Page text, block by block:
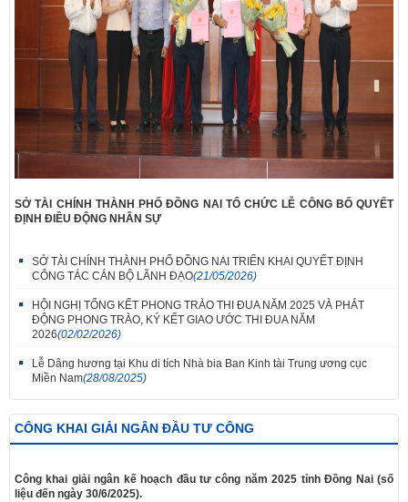
SỞ TÀI CHÍNH THÀNH PHỐ ĐỒNG NAI TỔ CHỨC LỄ CÔNG BỐ QUYẾT
ĐỊNH ĐIỀU ĐỘNG NHÂN SỰ
SỞ TÀI CHÍNH THÀNH PHỐ ĐỒNG NAI TRIỂN KHAI QUYẾT ĐỊNH
CÔNG TÁC CÁN BỘ LÃNH ĐẠO(21/05/2026)
HỘI NGHỊ TỔNG KẾT PHONG TRÀO THI ĐUA NĂM 2025 VÀ PHÁT
ĐỘNG PHONG TRÀO, KÝ KẾT GIAO ƯỚC THI ĐUA NĂM
2026(02/02/2026)
Lễ Dâng hương tại Khu di tích Nhà bia Ban Kinh tài Trung ương cục
Miền Nam(28/08/2025)
CÔNG KHAI GIẢI NGÂN ĐẦU TƯ CÔNG
Công khai giải ngân kế hoạch đầu tư công năm 2025 tỉnh Đồng Nai (số
liệu đến ngày 30/6/2025).